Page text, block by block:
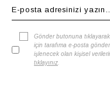
Ürün Grubu
CUZDAN
Gönder butonuna
için tarafıma e-posta
işlenecek olan kişisel
tıklayınız